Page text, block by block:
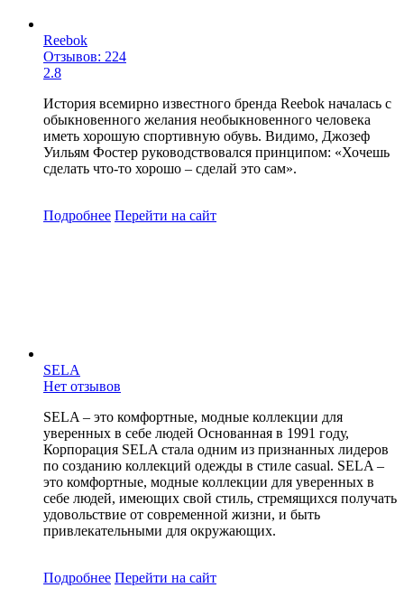
Reebok
Отзывов: 224
2.8
История всемирно известного бренда Reebok началась с
обыкновенного желания необыкновенного человека
иметь хорошую спортивную обувь. Видимо, Джозеф
Уильям Фостер руководствовался принципом: «Хочешь
сделать что-то хорошо – сделай это сам».
Подробнее Перейти на сайт
SELA
Нет отзывов
SELA – это комфортные, модные коллекции для
уверенных в себе людей Основанная в 1991 году,
Корпорация SELA стала одним из признанных лидеров
по созданию коллекций одежды в стиле casual. SELA –
это комфортные, модные коллекции для уверенных в
себе людей, имеющих свой стиль, стремящихся получать
удовольствие от современной жизни, и быть
привлекательными для окружающих.
Подробнее Перейти на сайт